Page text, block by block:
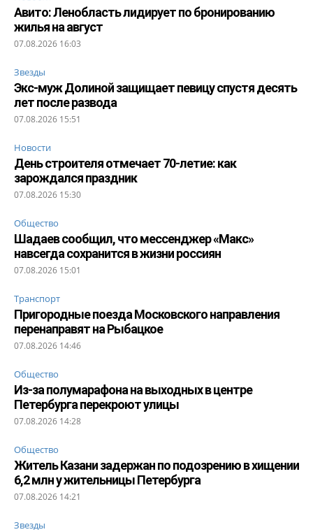
Авито: Ленобласть лидирует по бронированию
жилья на август
07.08.2026 16:03
Звезды
Экс-муж Долиной защищает певицу спустя десять
лет после развода
07.08.2026 15:51
Новости
День строителя отмечает 70-летие: как
зарождался праздник
07.08.2026 15:30
Общество
Шадаев сообщил, что мессенджер «Макс»
навсегда сохранится в жизни россиян
07.08.2026 15:01
Транспорт
Пригородные поезда Московского направления
перенаправят на Рыбацкое
07.08.2026 14:46
Общество
Из-за полумарафона на выходных в центре
Петербурга перекроют улицы
07.08.2026 14:28
Общество
Житель Казани задержан по подозрению в хищении
6,2 млн у жительницы Петербурга
07.08.2026 14:21
Звезды